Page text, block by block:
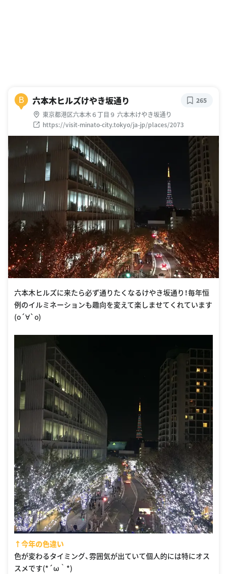
B 六本木ヒルズけやき坂通り
東京都港区六本木６丁目９ 六本木けやき坂通り
https://visit-minato-city.tokyo/ja-jp/places/2073
265
六本木ヒルズに来たら必ず通りたくなるけやき坂通り！毎年恒
例のイルミネーションも趣向を変えて楽しませてくれています
(о´∀`о)
↑今年の色違い
色が変わるタイミング、雰囲気が出ていて個人的には特にオス
スメです(*´ω｀*)